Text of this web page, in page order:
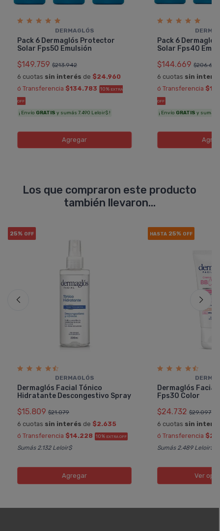
DERMAGLÓS
Pack 6 Dermaglós Protector
Solar Fps50 Emulsión
$149.759 $213.942
6 cuotas sin interés de $24.960
ó Transferencia $134.783 10% EXTRA
OFF
¡ Envío GRATIS y sumás 7.490 Leloir$ !
Agregar
Pack 6
Solar Fps40
$144.669 $206.670
6 cuotas sin
ó Transferencia
OFF
¡ Envío GRATIS y sumás
Los que compraron este producto
también llevaron...
25% OFF
DERMAGLÓS
Dermaglós Facial Tónico
Hidratante Descongestivo Spray
$15.809 $21.079
6 cuotas sin interés de $2.635
ó Transferencia $14.228 10% EXTRA OFF
Sumás 2.132 Leloir$
Agregar
HASTA 25% OFF
Dermaglós Facial
Fps30 Color
$24.732 $29.097
6 cuotas sin
ó Transferencia
Sumás 2.489 Leloir$
Ver